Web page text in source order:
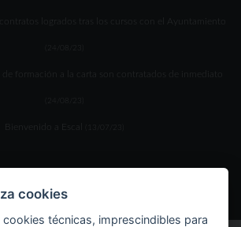
logrados tras los cursos con el Ayuntamiento
de formación a la carta son contratados de inmediato
cookies
cookies técnicas, imprescindibles para